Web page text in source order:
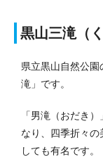
黒山三滝（
県立黒山自然公
滝」です。
「男滝（おだき
なり、四季折々の
しても有名です。